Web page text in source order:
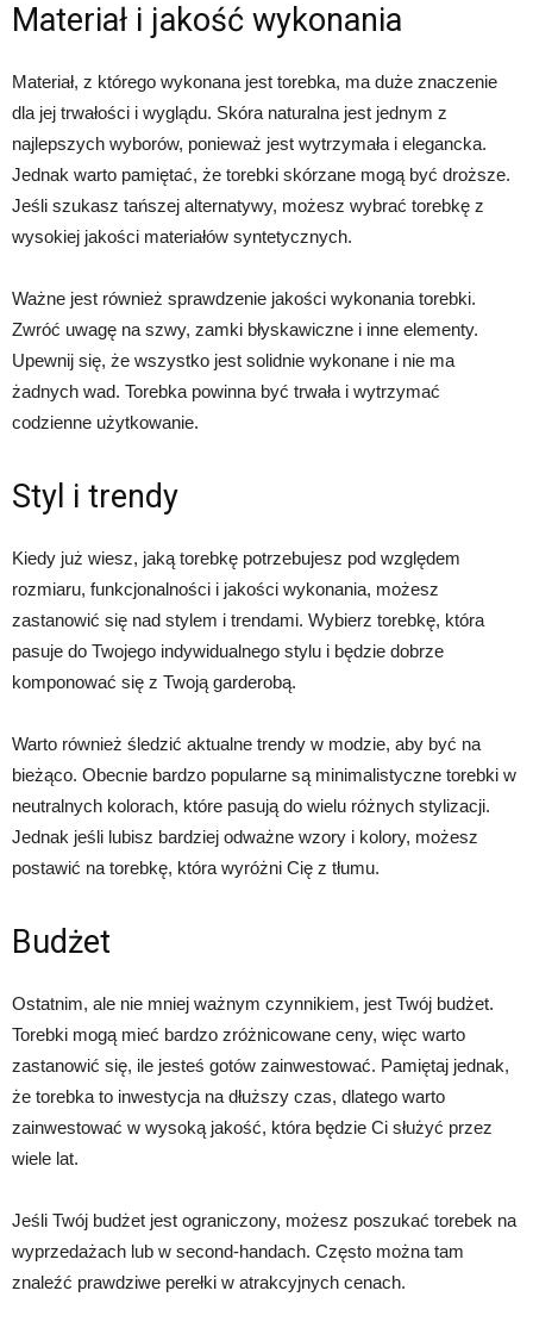
Materiał i jakość wykonania
Materiał, z którego wykonana jest torebka, ma duże znaczenie
dla jej trwałości i wyglądu. Skóra naturalna jest jednym z
najlepszych wyborów, ponieważ jest wytrzymała i elegancka.
Jednak warto pamiętać, że torebki skórzane mogą być droższe.
Jeśli szukasz tańszej alternatywy, możesz wybrać torebkę z
wysokiej jakości materiałów syntetycznych.
Ważne jest również sprawdzenie jakości wykonania torebki.
Zwróć uwagę na szwy, zamki błyskawiczne i inne elementy.
Upewnij się, że wszystko jest solidnie wykonane i nie ma
żadnych wad. Torebka powinna być trwała i wytrzymać
codzienne użytkowanie.
Styl i trendy
Kiedy już wiesz, jaką torebkę potrzebujesz pod względem
rozmiaru, funkcjonalności i jakości wykonania, możesz
zastanowić się nad stylem i trendami. Wybierz torebkę, która
pasuje do Twojego indywidualnego stylu i będzie dobrze
komponować się z Twoją garderobą.
Warto również śledzić aktualne trendy w modzie, aby być na
bieżąco. Obecnie bardzo popularne są minimalistyczne torebki w
neutralnych kolorach, które pasują do wielu różnych stylizacji.
Jednak jeśli lubisz bardziej odważne wzory i kolory, możesz
postawić na torebkę, która wyróżni Cię z tłumu.
Budżet
Ostatnim, ale nie mniej ważnym czynnikiem, jest Twój budżet.
Torebki mogą mieć bardzo zróżnicowane ceny, więc warto
zastanowić się, ile jesteś gotów zainwestować. Pamiętaj jednak,
że torebka to inwestycja na dłuższy czas, dlatego warto
zainwestować w wysoką jakość, która będzie Ci służyć przez
wiele lat.
Jeśli Twój budżet jest ograniczony, możesz poszukać torebek na
wyprzedażach lub w second-handach. Często można tam
znaleźć prawdziwe perełki w atrakcyjnych cenach.